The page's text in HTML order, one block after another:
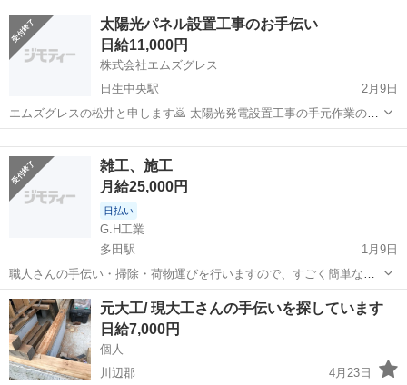
集.・* ＼ 青果コーナーでのパック詰め・品出しなどをお任せします。
野菜や果物をサイズごとにカットして ラップにくるんだり、品出し、
その他、商品管理...
兵庫 その他
太陽光パネル設置工事のお手伝い
日給11,000円
株式会社エムズグレス
日生中央駅
2月9日
エムズグレスの松井と申します🙇 太陽光発電設置工事の手元作業の人
員を募集致します。 真剣にお仕事を探されてる方大歓迎✨ お友達同士
でのご応募大歓迎✨ 🔸仕事内容🔸 材料運搬 軽作業 組み立て補助 掃除
全般に指導者が...雑工、施工
月給25,000円
日払い
G.H工業
多田駅
1月9日
職人さんの手伝い・掃除・荷物運びを行いますので、すごく簡単な作
業のため初心者でも安心して働けます。 相談により日払い・週払いも
OK
兵庫 川辺郡 多田駅 その他 荷物
元大工/ 現大工さんの手伝いを探しています
日給7,000円
個人
川辺郡
4月23日